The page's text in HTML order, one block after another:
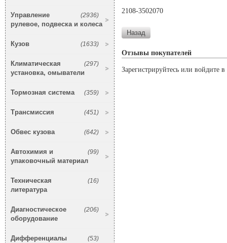
(2936)
Управление
рулевое, подвеска и колеса
(1633)
Кузов
(297)
Климатическая
установка, омыватели
(359)
Тормозная система
(451)
Трансмиссия
(642)
Обвес кузова
(99)
Автохимия и
упаковочный материал
(16)
Техническая
литература
(206)
Диагностическое
оборудование
(53)
Дифференциалы
2108-3502070
Отзывы покупателей
Зарегистрируйтесь или войдите